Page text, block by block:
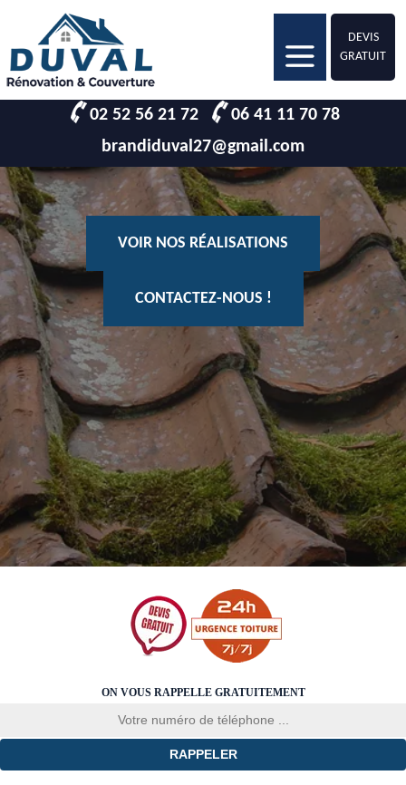
DEVIS
GRATUIT
02 52 56 21 72
06 41 11 70 78
brandiduval27@gmail.com
VOIR NOS RÉALISATIONS
CONTACTEZ-NOUS !
ON VOUS RAPPELLE GRATUITEMENT